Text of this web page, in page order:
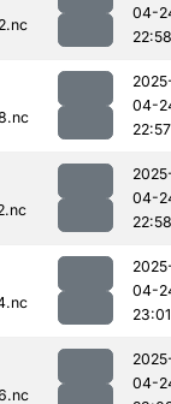
04-
22:58
04-
22:57
04-
22:58
04-
23:01
04-